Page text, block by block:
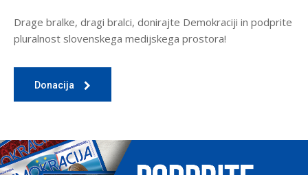
Drage bralke, dragi bralci, donirajte Demokraciji in podprite
pluralnost slovenskega medijskega prostora!
Donacija